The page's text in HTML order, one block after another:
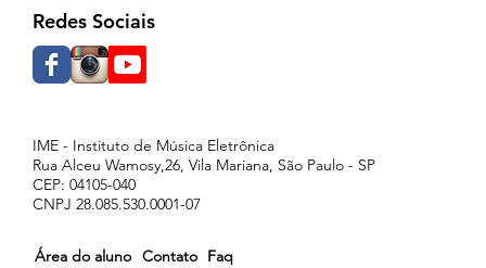
Redes Sociais
IME - Instituto de Música Eletrônica
Rua Alceu Wamosy,26, Vila Mariana, São Paulo - SP
CEP: 04105-040
CNPJ 28.085.530.0001-07
Área do aluno Contato Faq